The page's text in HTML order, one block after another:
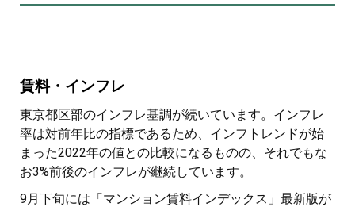
賃料・インフレ
東京都区部のインフレ基調が続いています。インフレ
率は対前年比の指標であるため、インフトレンドが始
まった2022年の値との比較になるものの、それでもな
お3%前後のインフレが継続しています。
9月下旬には「マンション賃料インデックス」最新版が